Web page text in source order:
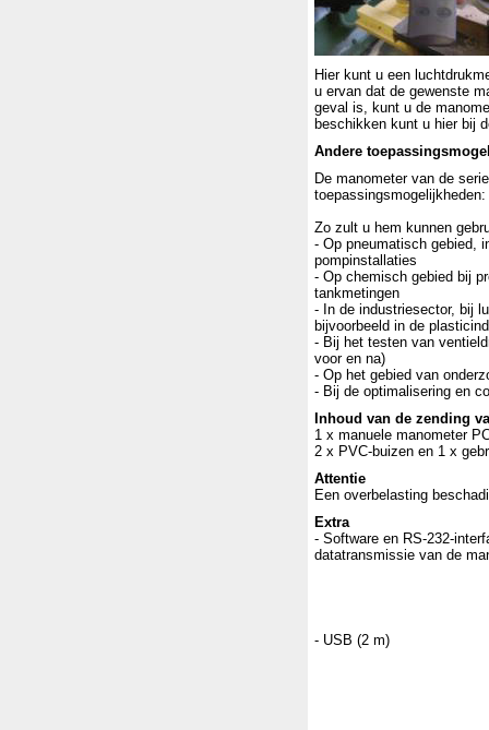
Hier kunt u een
u ervan dat de gewenste
geval is, kunt u de
beschikken kunt u hier bij
Andere
De manometer van de
toepassingsmogelijkheden:
Zo zult u hem kunnen
- Op pneumatisch gebied,
pompinstallaties
- Op chemisch gebied bij
tankmetingen
- In de industriesector, bij
bijvoorbeeld in de
- Bij het testen van
voor en na)
- Op het gebied van
- Bij de optimalisering en
Inhoud van de zending
1 x manuele manometer
2 x PVC-buizen en 1 x
Attentie
Een overbelasting
Extra
- Software en RS-232-
datatransmissie van de
- USB (2 m)